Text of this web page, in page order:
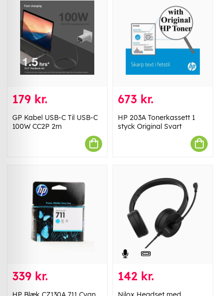
179 kr.
GP Kabel USB-C Til USB-C
100W CC2P 2m
673 kr.
HP 203A Tonerkassett 1
styck Original Svart
339 kr. 142 kr.